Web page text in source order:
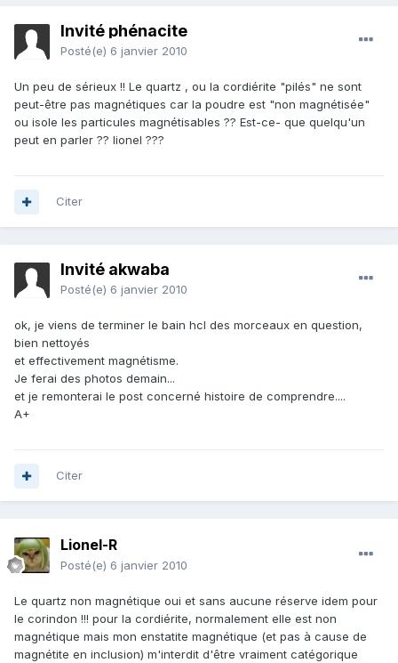
Invité phénacite
Posté(e) 6 janvier 2010
Un peu de sérieux !! Le quartz , ou la cordiérite "pilés" ne sont
peut-être pas magnétiques car la poudre est "non magnétisée"
ou isole les particules magnétisables ?? Est-ce- que quelqu'un
peut en parler ?? lionel ???
Citer
Invité akwaba
Posté(e) 6 janvier 2010
ok, je viens de terminer le bain hcl des morceaux en question,
bien nettoyés
et effectivement magnétisme.
Je ferai des photos demain...
et je remonterai le post concerné histoire de comprendre....
A+
Citer
Lionel-R
Posté(e) 6 janvier 2010
Le quartz non magnétique oui et sans aucune réserve idem pour
le corindon !!! pour la cordiérite, normalement elle est non
magnétique mais mon enstatite magnétique (et pas à cause de
magnétite en inclusion) m'interdit d'être vraiment catégorique